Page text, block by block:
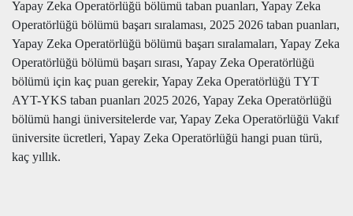
Yapay Zeka Operatörlüğü bölümü taban puanları, Yapay Zeka
Operatörlüğü bölümü başarı sıralaması, 2025 2026 taban puanları,
Yapay Zeka Operatörlüğü bölümü başarı sıralamaları, Yapay Zeka
Operatörlüğü bölümü başarı sırası, Yapay Zeka Operatörlüğü
bölümü için kaç puan gerekir, Yapay Zeka Operatörlüğü TYT
AYT-YKS taban puanları 2025 2026, Yapay Zeka Operatörlüğü
bölümü hangi üniversitelerde var, Yapay Zeka Operatörlüğü Vakıf
üniversite ücretleri, Yapay Zeka Operatörlüğü hangi puan türü,
kaç yıllık.